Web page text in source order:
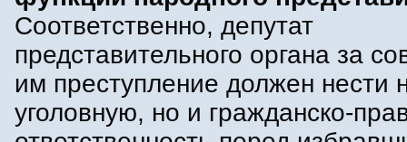
Соответственно, депутат
представительного органа за
им преступление должен нести
уголовную, но и гражданско-